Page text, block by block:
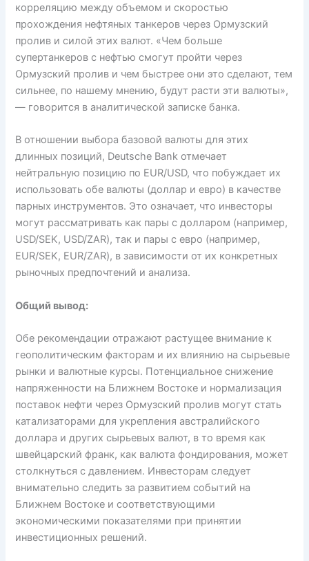
корреляцию между объемом и скоростью
прохождения нефтяных танкеров через Ормузский
пролив и силой этих валют. «Чем больше
супертанкеров с нефтью смогут пройти через
Ормузский пролив и чем быстрее они это сделают, тем
сильнее, по нашему мнению, будут расти эти валюты»,
— говорится в аналитической записке банка.
В отношении выбора базовой валюты для этих
длинных позиций, Deutsche Bank отмечает
нейтральную позицию по EUR/USD, что побуждает их
использовать обе валюты (доллар и евро) в качестве
парных инструментов. Это означает, что инвесторы
могут рассматривать как пары с долларом (например,
USD/SEK, USD/ZAR), так и пары с евро (например,
EUR/SEK, EUR/ZAR), в зависимости от их конкретных
рыночных предпочтений и анализа.
Общий вывод:
Обе рекомендации отражают растущее внимание к
геополитическим факторам и их влиянию на сырьевые
рынки и валютные курсы. Потенциальное снижение
напряженности на Ближнем Востоке и нормализация
поставок нефти через Ормузский пролив могут стать
катализаторами для укрепления австралийского
доллара и других сырьевых валют, в то время как
швейцарский франк, как валюта фондирования, может
столкнуться с давлением. Инвесторам следует
внимательно следить за развитием событий на
Ближнем Востоке и соответствующими
экономическими показателями при принятии
инвестиционных решений.